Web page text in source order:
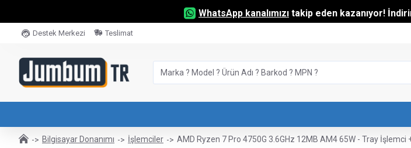
WhatsApp kanalımızı takip eden kazanıyor!
Destek Merkezi Teslimat
Bilgisayar Donanımı İşlemciler AMD Ryzen 7 Pro 4750G 3.6GHz 12MB AM4 65W - Tray İşlemci